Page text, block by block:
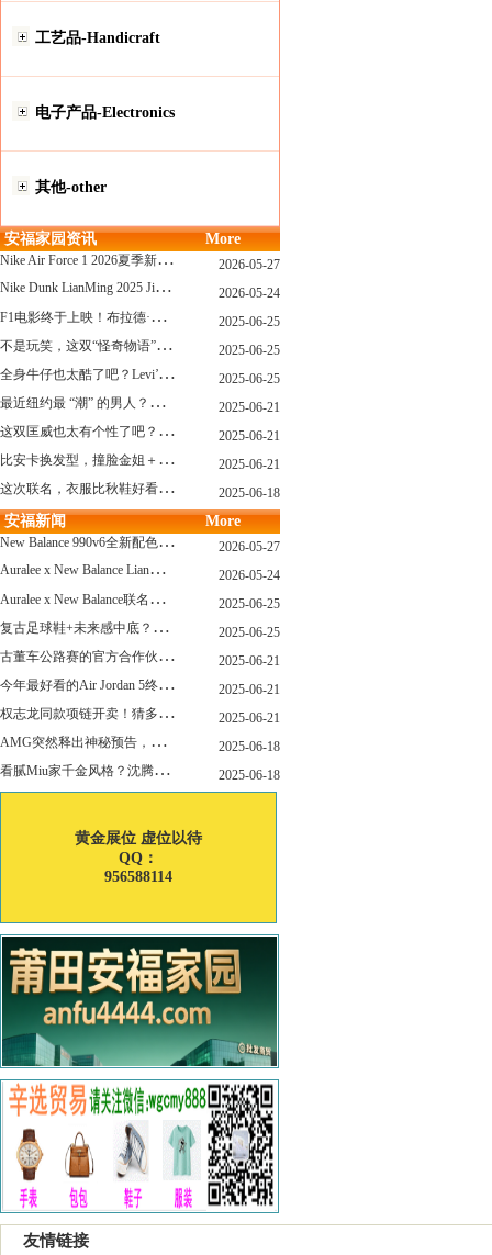
工艺品-Handicraft
电子产品-Electronics
其他-other
安福家园资讯 More
N
ike Air Force 1 2026夏季新配色惊艳登场！经典鞋型焕发新生！ 2026-05-27
N
ike Dunk LianMing 2025 JingDian XieXing ZaiCi HuiGui 2026-05-24
F
1电影终于上映！布拉德·皮特与汤姆·克鲁斯，时隔31年红毯重逢！ 2025-06-25
不
是玩笑，这双“怪奇物语” x Nike Dunk 本该6年前就发售！ 2025-06-25
全
身牛仔也太酷了吧？Levi’s x Nike 联名三件套来了！ 2025-06-25
最
近纽约最 “潮” 的男人？布拉德·皮特这波时髦变身有点猛 2025-06-21
这
双匡威也太有个性了吧？TOYA HORIUCHI联名登场！ 2025-06-21
比
安卡换发型，撞脸金姐＋朱莉？ 2025-06-21
这
次联名，衣服比秋鞋好看？Nike x Patta 最新系列登场 2025-06-18
安福新闻 More
N
ew Balance 990v6全新配色发布！总统慢跑鞋再续传奇！ 2026-05-27
A
uralee x New Balance LianMing Kuang Re Bu Jian 2026-05-24
A
uralee x New Balance联名新作公布！主角是这双“小Miu Miu”？ 2025-06-25
复
古足球鞋+未来感中底？Mizuno这次有点东西！ 2025-06-25
古
董车公路赛的官方合作伙伴暨官方计时 非凡新作致敬竞速辉煌 2025-06-21
今
年最好看的Air Jordan 5终于公布发售日了！ 2025-06-21
权
志龙同款项链开卖！猜多少钱？ 2025-06-21
A
MG突然释出神秘预告，新电动超跑要来了？ 2025-06-18
看
腻Miu家千金风格？沈腾的Miu系老干部更适合男生朋友！ 2025-06-18
黄金展位 虚位以待
QQ：
956588114
友情链接